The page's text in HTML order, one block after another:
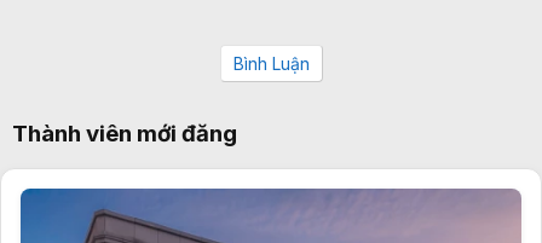
Bình Luận
Thành viên mới đăng